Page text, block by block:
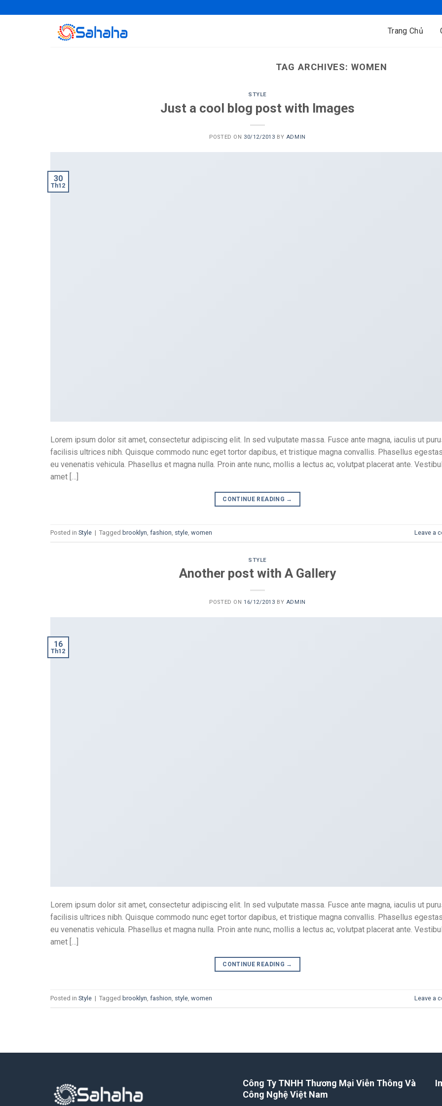
to
Trang Chủ
TAG ARCHIVES:WOMEN
STYLE
Just a cool blog post with Images
POSTED ON 30/12/2013 BY ADMIN
30
Th12
Lorem ipsum dolor sit amet, consectetur adipiscing elit. In sed vulputate massa. Fusce ante magna, iaculis ut
facilisis ultrices nibh. Quisque commodo nunc eget tortor dapibus, et tristique magna convallis. Phasellus
eu venenatis vehicula. Phasellus et magna nulla. Proin ante nunc, mollis a lectus ac, volutpat placerat ante.
amet […]
CONTINUE READING →
Posted in Style | Tagged brooklyn, fashion, style, women Leave a
STYLE
Another post with A Gallery
POSTED ON 16/12/2013 BY ADMIN
16
Th12
Lorem ipsum dolor sit amet, consectetur adipiscing elit. In sed vulputate massa. Fusce ante magna, iaculis ut
facilisis ultrices nibh. Quisque commodo nunc eget tortor dapibus, et tristique magna convallis. Phasellus
eu venenatis vehicula. Phasellus et magna nulla. Proin ante nunc, mollis a lectus ac, volutpat placerat ante.
amet […]
CONTINUE READING →
Posted in Style | Tagged brooklyn fashion style women Leave a
Công Ty TNHH Thương Mại Viễn Thông Và
Công Nghệ Việt Nam